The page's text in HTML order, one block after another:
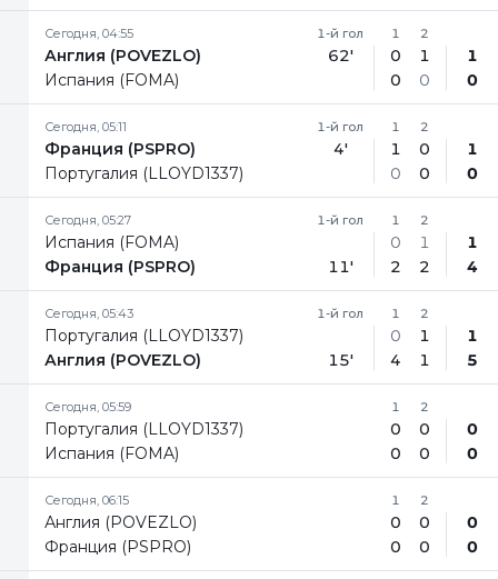
Сегодня, 04:55
Англия (POVEZLO)
Испания (FOMA)
1-й гол
62'
1
0
0
2
1
0
1
0
Сегодня, 05:11
Франция (PSPRO)
Португалия (LLOYD1337)
1-й гол
4'
1
1
0
2
0
0
1
0
Сегодня, 05:27
Испания (FOMA)
Франция (PSPRO)
1-й гол
11'
1
0
2
2
1
2
1
4
Сегодня, 05:43
Португалия (LLOYD1337)
Англия (POVEZLO)
1-й гол
15'
1
0
4
2
1
1
1
5
Сегодня, 05:59
Португалия (LLOYD1337)
Испания (FOMA)
1
0
0
2
0
0
0
0
Сегодня, 06:15
Англия (POVEZLO)
Франция (PSPRO)
1
0
0
2
0
0
0
0